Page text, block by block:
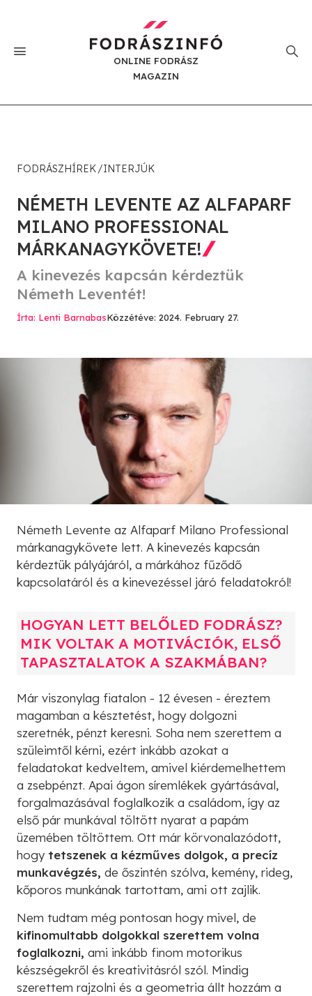
ONLINE FODRÁSZ
MAGAZIN
FODRÁSZHÍREK INTERJÚK
NÉMETH LEVENTE AZ ALFAPARF
MILANO PROFESSIONAL
MÁRKANAGYKÖVETE!
A kinevezés kapcsán kérdeztük
Németh Leventét!
Írta: Lenti BarnabasKözzétéve: 2024. February 27.
Németh Levente az Alfaparf Milano Professional
márkanagykövete lett. A kinevezés kapcsán
kérdeztük pályájáról, a márkához fűződő
kapcsolatáról és a kinevezéssel járó feladatokról!
HOGYAN LETT BELŐLED FODRÁSZ?
MIK VOLTAK A MOTIVÁCIÓK, ELSŐ
TAPASZTALATOK A SZAKMÁBAN?
Már viszonylag fiatalon - 12 évesen - éreztem
magamban a késztetést, hogy dolgozni
szeretnék, pénzt keresni. Soha nem szerettem a
szüleimtől kérni, ezért inkább azokat a
feladatokat kedveltem, amivel kiérdemelhettem
a zsebpénzt. Apai ágon síremlékek gyártásával,
forgalmazásával foglalkozik a családom, így az
első pár munkával töltött nyarat a papám
üzemében töltöttem. Ott már körvonalazódott,
hogy tetszenek a kézműves dolgok, a precíz
munkavégzés, de őszintén szólva, kemény, rideg,
kőporos munkának tartottam, ami ott zajlik.
Nem tudtam még pontosan hogy mivel, de
kifinomultabb dolgokkal szerettem volna
foglalkozni, ami inkább finom motorikus
készségekről és kreativitásról szól. Mindig
szerettem rajzolni és a geometria állt hozzám a